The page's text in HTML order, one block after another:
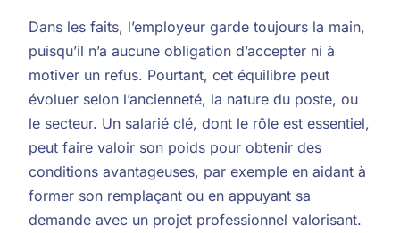
Dans les faits, l’employeur garde toujours la main,
puisqu’il n’a aucune obligation d’accepter ni à
motiver un refus. Pourtant, cet équilibre peut
évoluer selon l’ancienneté, la nature du poste, ou
le secteur. Un salarié clé, dont le rôle est essentiel,
peut faire valoir son poids pour obtenir des
conditions avantageuses, par exemple en aidant à
former son remplaçant ou en appuyant sa
demande avec un projet professionnel valorisant.